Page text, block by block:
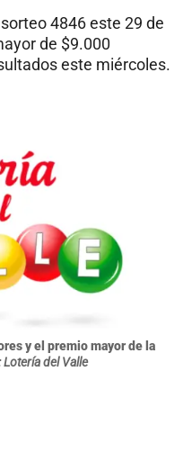
4846 este 29 de
de $9.000
este miércoles.
y el premio mayor de la
Lotería del Valle